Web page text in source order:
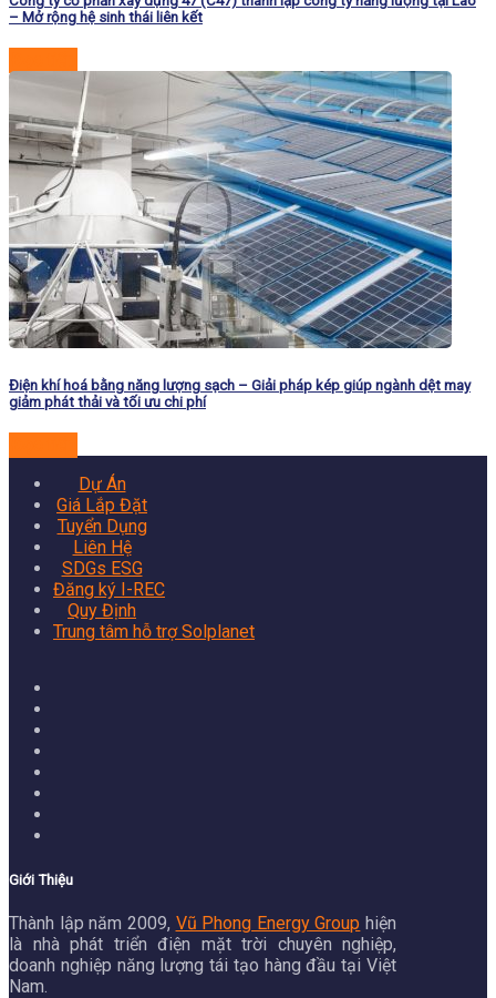
– Mở rộng hệ sinh thái liên kết
Điện khí hoá bằng năng lượng sạch – Giải pháp kép giúp ngành dệt may
giảm phát thải và tối ưu chi phí
Dự Án
Giá Lắp Đặt
Tuyển Dụng
Liên Hệ
SDGs ESG
Đăng ký I-REC
Quy Định
Trung tâm hỗ trợ Solplanet
Giới Thiệu
Thành lập năm 2009, Vũ Phong Energy Group hiện
là nhà phát triển điện mặt trời chuyên nghiệp,
doanh nghiệp năng lượng tái tạo hàng đầu tại Việt
Nam.